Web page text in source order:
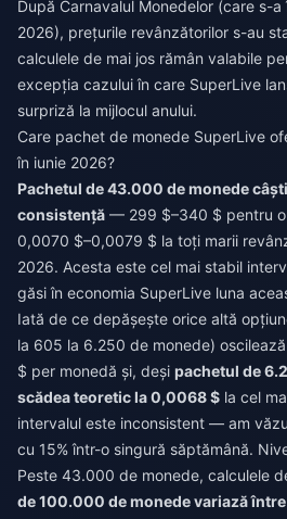
După Carnavalul Monedelor (care s-
2026), prețurile revânzătorilor s-au
calculele de mai jos rămân valabile
excepția cazului în care SuperLive
surpriză la mijlocul anului.
Care pachet de monede SuperLive
în iunie 2026?
Pachetul de 43.000 de monede
consistență — 299 $–340 $ pentru
0,0070 $–0,0079 $ la toți marii
2026. Acesta este cel mai stabil
găsi în economia SuperLive luna
Iată de ce depășește orice altă
la 605 la 6.250 de monede)
$ per monedă și, deși pachetul de
scădea teoretic la 0,0068 $ la cel
intervalul este inconsistent — am
cu 15% într-o singură săptămână.
Peste 43.000 de monede, calculele
de 100.000 de monede variază